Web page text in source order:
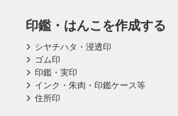
印鑑・はんこを作成する
シヤチハタ・浸透印
ゴム印
印鑑・実印
インク・朱肉・印鑑ケース等
住所印